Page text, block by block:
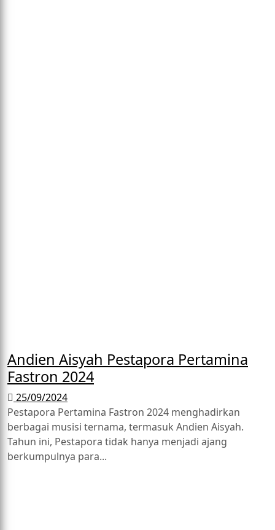
Andien Aisyah Pestapora Pertamina
Fastron 2024
25/09/2024
Pestapora Pertamina Fastron 2024 menghadirkan
berbagai musisi ternama, termasuk Andien Aisyah.
Tahun ini, Pestapora tidak hanya menjadi ajang
berkumpulnya para...